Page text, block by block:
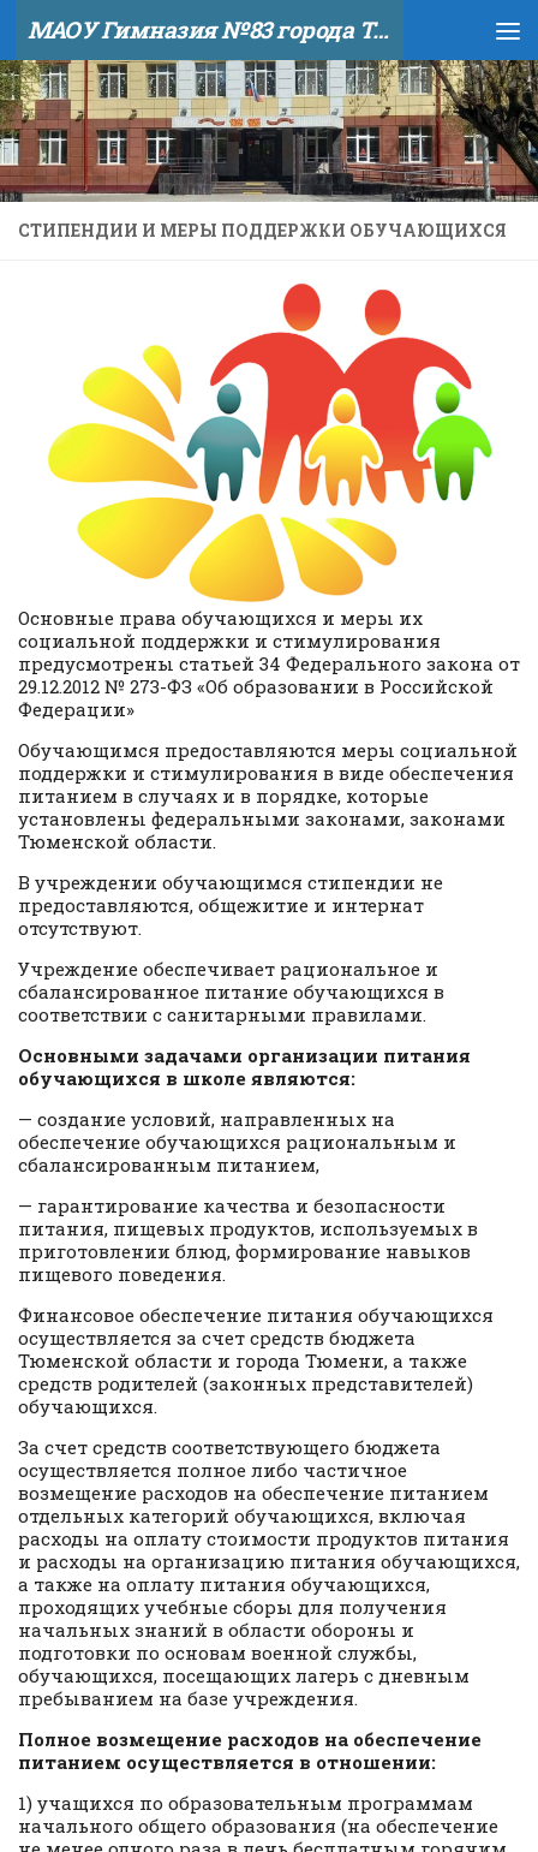
Skip to content МАОУ Гимназия №83 города Тюмени
СТИПЕНДИИ И МЕРЫ ПОДДЕРЖКИ ОБУЧАЮЩИХСЯ
Основные права обучающихся и меры их
социальной поддержки и стимулирования
предусмотрены статьей 34 Федерального закона от
29.12.2012 № 273-ФЗ «Об образовании в Российской
Федерации»
Обучающимся предоставляются меры социальной
поддержки и стимулирования в виде обеспечения
питанием в случаях и в порядке, которые
установлены федеральными законами, законами
Тюменской области.
В учреждении обучающимся стипендии не
предоставляются, общежитие и интернат
отсутствуют.
Учреждение обеспечивает рациональное и
сбалансированное питание обучающихся в
соответствии с санитарными правилами.
Основными задачами организации питания
обучающихся в школе являются:
— создание условий, направленных на
обеспечение обучающихся рациональным и
сбалансированным питанием,
— гарантирование качества и безопасности
питания, пищевых продуктов, используемых в
приготовлении блюд, формирование навыков
пищевого поведения.
Финансовое обеспечение питания обучающихся
осуществляется за счет средств бюджета
Тюменской области и города Тюмени, а также
средств родителей (законных представителей)
обучающихся.
За счет средств соответствующего бюджета
осуществляется полное либо частичное
возмещение расходов на обеспечение питанием
отдельных категорий обучающихся, включая
расходы на оплату стоимости продуктов питания
и расходы на организацию питания обучающихся,
а также на оплату питания обучающихся,
проходящих учебные сборы для получения
начальных знаний в области обороны и
подготовки по основам военной службы,
обучающихся, посещающих лагерь с дневным
пребыванием на базе учреждения.
Полное возмещение расходов на обеспечение
питанием осуществляется в отношении:
1) учащихся по образовательным программам
начального общего образования (на обеспечение